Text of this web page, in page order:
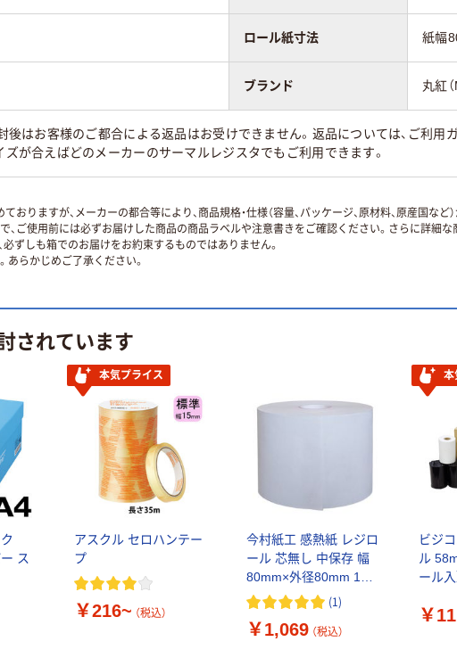
ロール紙寸法 紙幅
ブランド 丸紅
封後はお客様のご都合による返品はお受けできません。返品については、ご利用
ズが合えばどのメーカーのサーマルレジスタでもご利用できます。
りますが、メーカーの都合等により、商品規格・仕様（容量、パッケージ、原材料、原産国な
ご使用前には必ずお届けした商品の商品ラベルや注意書きをご確認ください。さらに詳細な
必ずしも箱でのお届けをお約束するものではありません。
らかじめご了承ください。
されています
ス
本気プライス
アスクル セロハンテー
プ
￥216~ （税込）
今村紙工 感熱紙 レジロ
ール 芯無し 中保存 幅
80mm×外径80mm 1パ
ック（3巻入）
(1)
￥1,069 （税込）
本
ビジ
ル
ール入
￥